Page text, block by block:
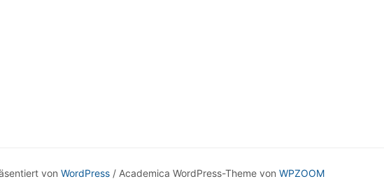
von WordPress / Academica WordPress-Theme von WPZOOM